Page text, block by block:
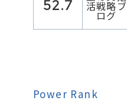
52.7 活戦略ブ
ログ
Power Rank